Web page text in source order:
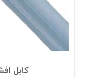
کابل افشان 2 در 1